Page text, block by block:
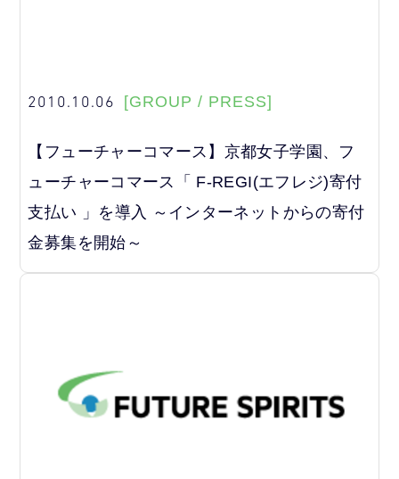
2010.10.06 [GROUP / PRESS]
【フューチャーコマース】京都女子学園、フ
ューチャーコマース「 F-REGI(エフレジ)寄付
支払い 」を導入 ～インターネットからの寄付
金募集を開始～